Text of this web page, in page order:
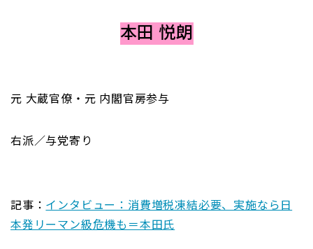
本田 悦朗
元 大蔵官僚・元 内閣官房参与
右派／与党寄り
記事： インタビュー：消費増税凍結必要、実施なら日
本発リーマン級危機も＝本田氏